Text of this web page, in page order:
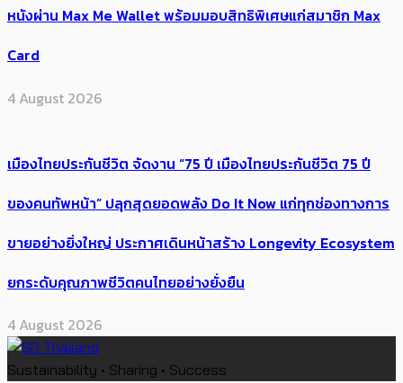
หนังผ่าน Max Me Wallet พร้อมมอบสิทธิพิเศษแก่สมาชิก Max
Card
4 August 2026
เมืองไทยประกันชีวิต จัดงาน “75 ปี เมืองไทยประกันชีวิต 75 ปี
ของคนทัพหน้า” ปลุกสุดยอดพลัง Do It Now แก่ทุกช่องทางการ
ขายอย่างยิ่งใหญ่ ประกาศเดินหน้าสร้าง Longevity Ecosystem
ยกระดับคุณภาพชีวิตคนไทยอย่างยั่งยืน
4 August 2026
Sustainability • Sharing • Success